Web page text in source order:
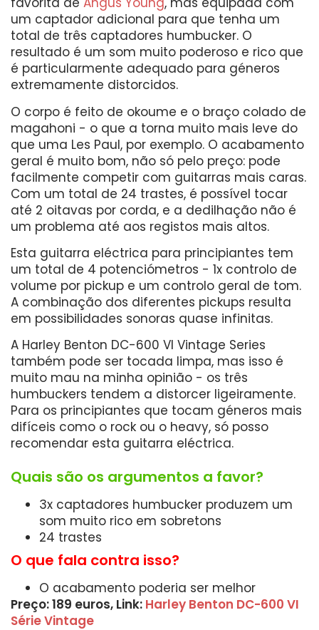
um captador adicional para que tenha um
total de três captadores humbucker. O
resultado é um som muito poderoso e rico que
é particularmente adequado para géneros
extremamente distorcidos.
O corpo é feito de okoume e o braço colado de
magahoni - o que a torna muito mais leve do
que uma Les Paul, por exemplo. O acabamento
geral é muito bom, não só pelo preço: pode
facilmente competir com guitarras mais caras.
Com um total de 24 trastes, é possível tocar
até 2 oitavas por corda, e a dedilhação não é
um problema até aos registos mais altos.
Esta guitarra eléctrica para principiantes tem
um total de 4 potenciómetros - 1x controlo de
volume por pickup e um controlo geral de tom.
A combinação dos diferentes pickups resulta
em possibilidades sonoras quase infinitas.
A Harley Benton DC-600 VI Vintage Series
também pode ser tocada limpa, mas isso é
muito mau na minha opinião - os três
humbuckers tendem a distorcer ligeiramente.
Para os principiantes que tocam géneros mais
difíceis como o rock ou o heavy, só posso
recomendar esta guitarra eléctrica.
Quais são os argumentos a favor?
3x captadores humbucker produzem um
som muito rico em sobretons
24 trastes
O que fala contra isso?
O acabamento poderia ser melhor
Preço: 189 euros, Link: Harley Benton DC-600 VI
Série Vintage